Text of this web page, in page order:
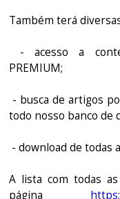
Também terá
- acesso a
PREMIUM;
- busca de artigos
todo nosso banco de
- download de todas
A lista com todas
página